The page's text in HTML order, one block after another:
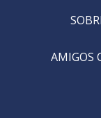
AMIGOS